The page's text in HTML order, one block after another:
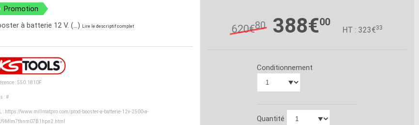
Promotion
à batterie 12 V. (...)
Lire le descriptif complet
: 550.1810F
:#
: https://www.millmatpro.com/prod-booster-a-batterie-12v-2500-a-
620€80 388€00
HT : 323€33
Conditionnement
Quantité